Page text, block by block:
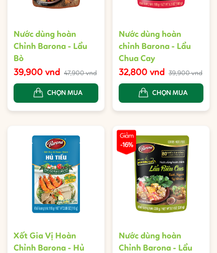
Nước dùng hoàn
Chỉnh Barona - Lẩu
Bò
39,900 vnd 47,900 vnd
CHỌN MUA
Nước dùng hoàn
chỉnh Barona - Lẩu
Chua Cay
32,800 vnd 39,900 vnd
CHỌN MUA
Xốt Gia Vị Hoàn
Chỉnh Barona - Hủ
Giảm
-16%
Nước dùng hoàn
Chỉnh Barona - Lẩu